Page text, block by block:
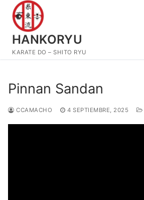
contenido
HANKORYU
KARATE DO – SHITO RYU
Pinnan Sandan
CCAMACHO 4 SEPTIEMBRE, 2025